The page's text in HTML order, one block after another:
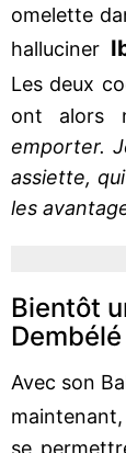
omelette
halluciner
Les deux
ont alors
emporter.
assiette,
les
Bientôt
Dembélé
Avec son
maintenant,
se